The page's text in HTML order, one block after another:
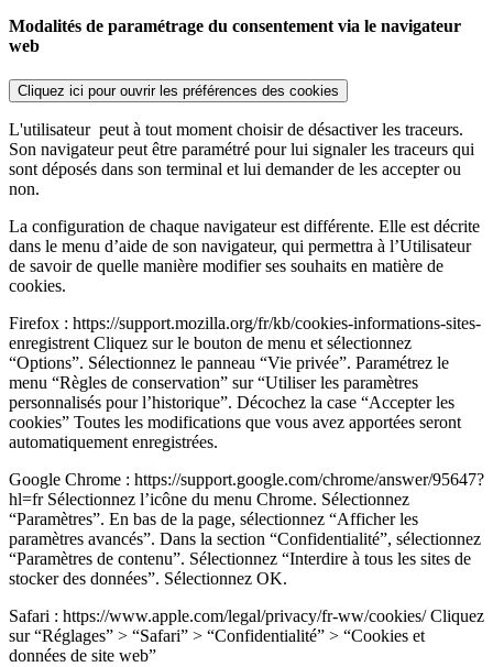
Modalités de paramétrage du consentement via le navigateur
web
Cliquez ici pour ouvrir les préférences des cookies
L'utilisateur peut à tout moment choisir de désactiver les traceurs.
Son navigateur peut être paramétré pour lui signaler les traceurs qui
sont déposés dans son terminal et lui demander de les accepter ou
non.
La configuration de chaque navigateur est différente. Elle est décrite
dans le menu d’aide de son navigateur, qui permettra à l’Utilisateur
de savoir de quelle manière modifier ses souhaits en matière de
cookies.
Firefox : https://support.mozilla.org/fr/kb/cookies-informations-sites-
enregistrent Cliquez sur le bouton de menu et sélectionnez
“Options”. Sélectionnez le panneau “Vie privée”. Paramétrez le
menu “Règles de conservation” sur “Utiliser les paramètres
personnalisés pour l’historique”. Décochez la case “Accepter les
cookies” Toutes les modifications que vous avez apportées seront
automatiquement enregistrées.
Google Chrome : https://support.google.com/chrome/answer/95647?
hl=fr Sélectionnez l’icône du menu Chrome. Sélectionnez
“Paramètres”. En bas de la page, sélectionnez “Afficher les
paramètres avancés”. Dans la section “Confidentialité”, sélectionnez
“Paramètres de contenu”. Sélectionnez “Interdire à tous les sites de
stocker des données”. Sélectionnez OK.
Safari : https://www.apple.com/legal/privacy/fr-ww/cookies/ Cliquez
sur “Réglages” > “Safari” > “Confidentialité” > “Cookies et
données de site web”